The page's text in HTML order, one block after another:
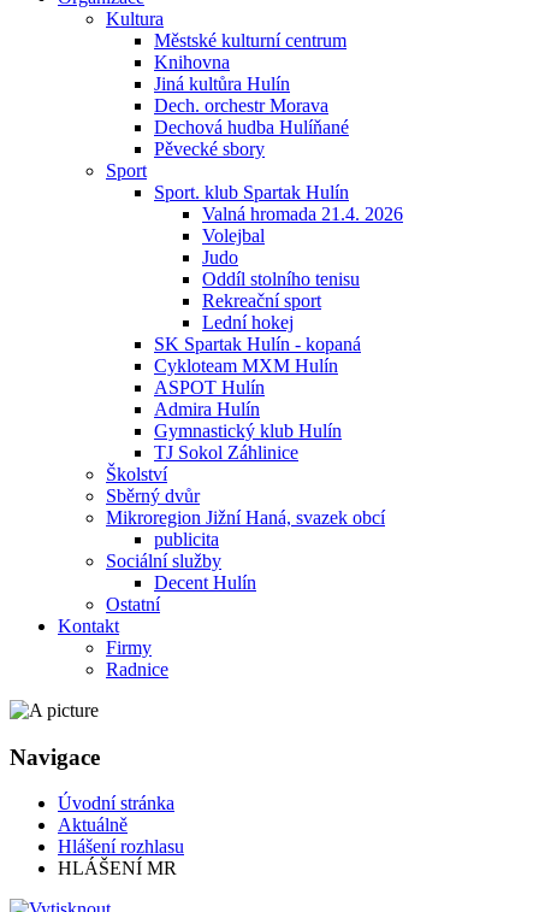
Kultura
Městské kulturní centrum
Knihovna
Jiná kultůra Hulín
Dech. orchestr Morava
Dechová hudba Hulíňané
Pěvecké sbory
Sport
Sport. klub Spartak Hulín
Valná hromada 21.4. 2026
Volejbal
Judo
Oddíl stolního tenisu
Rekreační sport
Lední hokej
SK Spartak Hulín - kopaná
Cykloteam MXM Hulín
ASPOT Hulín
Admira Hulín
Gymnastický klub Hulín
TJ Sokol Záhlinice
Školství
Sběrný dvůr
Mikroregion Jižní Haná, svazek obcí
publicita
Sociální služby
Decent Hulín
Ostatní
Kontakt
Firmy
Radnice
Navigace
Úvodní stránka
Aktuálně
Hlášení rozhlasu
HLÁŠENÍ MR